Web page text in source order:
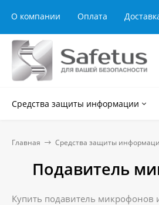
О компании Оплата
Средства защиты информации
Главная Средства защиты
Подавитель
Купить подавитель микрофонов